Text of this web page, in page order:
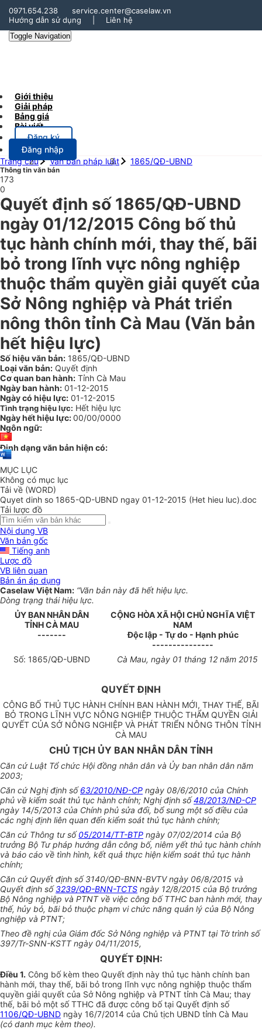
0971.654.238
service.center@caselaw.vn
Hướng dẫn sử dụng
Liên hệ
Toggle Navigation
Giới thiệu
Giải pháp
Bảng giá
Bài viết
Đăng ký
Đăng nhập
Trang chủ
Văn bản pháp luật 1865/QĐ-UBND
Thông tin văn bản
173
0
Quyết định số 1865/QĐ-UBND
ngày 01/12/2015 Công bố thủ
tục hành chính mới, thay thế, bãi
bỏ trong lĩnh vực nông nghiệp
thuộc thẩm quyền giải quyết của
Sở Nông nghiệp và Phát triển
nông thôn tỉnh Cà Mau (Văn bản
hết hiệu lực)
Số hiệu văn bản: 1865/QĐ-UBND
Loại văn bản: Quyết định
Cơ quan ban hành: Tỉnh Cà Mau
Ngày ban hành: 01-12-2015
Ngày có hiệu lực: 01-12-2015
Tình trạng hiệu lực: Hết hiệu lực
Ngày hết hiệu lực:00/00/0000
Ngôn ngữ:
Định dạng văn bản hiện có:
MỤC LỤC
Không có mục lục
Tải về (WORD)
Quyet dinh so 1865-QD-UBND ngay 01-12-2015 (Het hieu luc).doc
Tải lược đồ
Nội dung VB
Văn bản gốc
Tiếng anh
Lược đồ
VB liên quan
Bản án áp dụng
Caselaw Việt Nam: “Văn bản này đã hết hiệu lực.
Dòng trạng thái hiệu lực.
ỦY BAN NHÂNDÂN
TỈNHCÀ MAU
-------
CỘNG HÒA XÃ HỘI CHỦ NGHĨA VIỆT
NAM
Độc lập - Tự do - Hạnh phúc
---------------
Số: 1865/QĐ-UBND Cà Mau, ngày 01 tháng 12năm 2015
QUYẾT ĐỊNH
CÔNG BỐ THỦ TỤC HÀNH CHÍNH BAN HÀNH MỚI, THAY THẾ, BÃI
BỎ TRONG LĨNH VỰC NÔNG NGHIỆP THUỘC THẨM QUYỀN GIẢI
QUYẾT CỦA SỞ NÔNG NGHIỆP VÀ PHÁT TRIỂN NÔNG THÔN TỈNH
CÀ MAU
CHỦ TỊCH ỦY BAN NHÂN DÂN TỈNH
Căn cứ Luật Tổ chức Hội đồng nhân dân và Ủy ban nhân dân năm
2003;
Căn cứ Nghị định số63/2010/NĐ-CP ngày 08/6/2010 của Chính
phủ về kiểm soát thủ tục hành chính; Nghị định số48/2013/NĐ-CP
ngày 14/5/2013 của Chính phủ sửa đổi, bổ sung một số điều của
các nghị định liên quan đến kiểm soát thủ tục hành chính;
Căn cứ Thông tư số05/2014/TT-BTP ngày 07/02/2014 của Bộ
trưởng Bộ Tư pháp hướng dẫn công bố, niêm yết thủ tục hành chính
và báo cáo về tình hình, kết quả thực hiện kiểm soát thủ tục hành
chính;
Căn cứ Quyết định số 3140/QĐ-BNN-BVTV ngày 06/8/2015 và
Quyết định số3239/QĐ-BNN-TCTS ngày 12/8/2015 của Bộ trưởng
Bộ Nông nghiệp và PTNT về việc công bố TTHC ban hành mới, thay
thế, hủy bỏ, bãi bỏ thuộc phạm vi chức năng quản lý của Bộ Nông
nghiệp và PTNT;
Theo đề nghị của Giám đốc Sở Nông nghiệp và PTNT tại Tờ trình số
397/Tr-SNN-KSTT ngày 04/11/2015,
QUYẾT ĐỊNH:
Điều 1. Công bố kèm theo Quyết định này thủ tục hành chính ban
hành mới, thay thế, bãi bỏ trong lĩnh vực nông nghiệp thuộc thẩm
quyền giải quyết của Sở Nông nghiệp và PTNT tỉnh Cà Mau; thay
thế, bãi bỏ một số TTHC đã được công bố tại Quyết định số
1106/QĐ-UBND ngày 16/7/2014 của Chủ tịch UBND tỉnh Cà Mau
(có danh mục kèm theo).